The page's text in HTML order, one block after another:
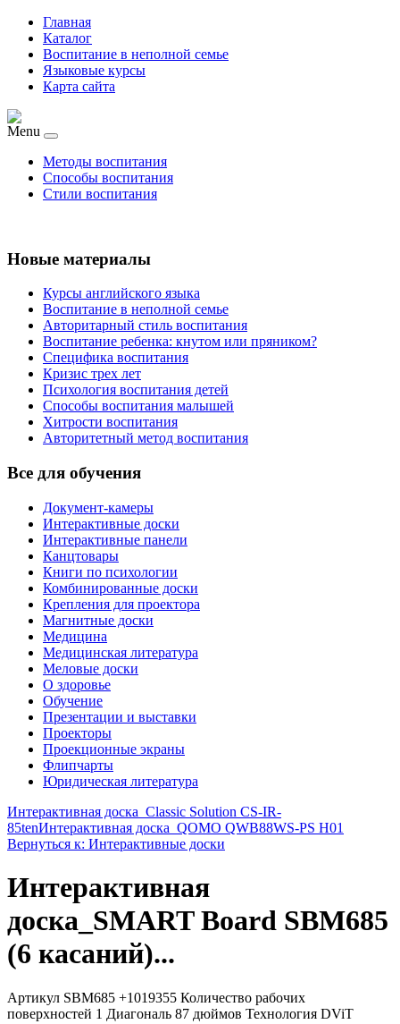
Главная
Каталог
Воспитание в неполной семье
Языковые курсы
Карта сайта
Menu
Методы воспитания
Способы воспитания
Стили воспитания
Новые материалы
Курсы английского языка
Воспитание в неполной семье
Авторитарный стиль воспитания
Воспитание ребенка: кнутом или пряником?
Специфика воспитания
Кризис трех лет
Психология воспитания детей
Способы воспитания малышей
Хитрости воспитания
Авторитетный метод воспитания
Все для обучения
Документ-камеры
Интерактивные доски
Интерактивные панели
Канцтовары
Книги по психологии
Комбинированные доски
Крепления для проектора
Магнитные доски
Медицина
Медицинская литература
Меловые доски
О здоровье
Обучение
Презентации и выставки
Проекторы
Проекционные экраны
Флипчарты
Юридическая литература
Интерактивная доска_Classic Solution CS-IR-
85tenИнтерактивная доска_QOMO QWB88WS-PS H01
Вернуться к: Интерактивные доски
Интерактивная
доска_SMART Board SBM685
(6 касаний)...
Артикул SBM685 +1019355 Количество рабочих
поверхностей 1 Диагональ 87 дюймов Технология DViT